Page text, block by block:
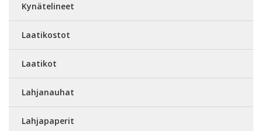
Kynätelineet
Laatikostot
Laatikot
Lahjanauhat
Lahjapaperit